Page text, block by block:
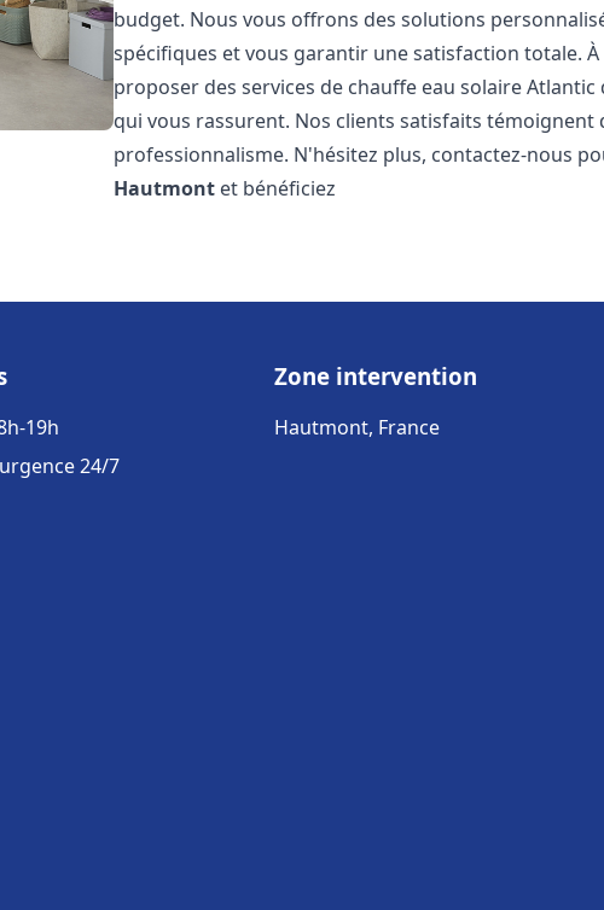
budget. Nous vous offrons des solutions
spécifiques et vous garantir une satisfaction totale. À
proposer des services de chauffe eau solaire
qui vous rassurent. Nos clients satisfaits
professionnalisme. N'hésitez plus, contactez-nous
Hautmont et bénéficiez
19h
24/7
Zone intervention
Hautmont, France